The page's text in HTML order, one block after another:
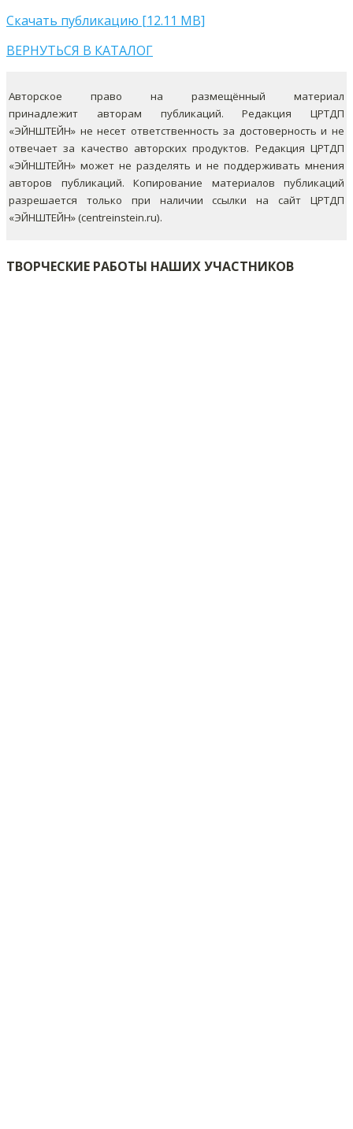
Скачать публикацию [12.11 MB]
ВЕРНУТЬСЯ В КАТАЛОГ
Авторское право на размещённый материал
принадлежит авторам публикаций. Редакция ЦРТДП
«ЭЙНШТЕЙН» не несет ответственность за достоверность и не
отвечает за качество авторских продуктов. Редакция ЦРТДП
«ЭЙНШТЕЙН» может не разделять и не поддерживать мнения
авторов публикаций. Копирование материалов публикаций
разрешается только при наличии ссылки на сайт ЦРТДП
«ЭЙНШТЕЙН» (centreinstein.ru).
ТВОРЧЕСКИЕ РАБОТЫ НАШИХ УЧАСТНИКОВ